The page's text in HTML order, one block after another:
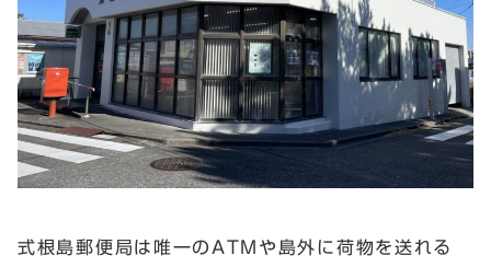
式根島郵便局は唯一のATMや島外に荷物を送れる